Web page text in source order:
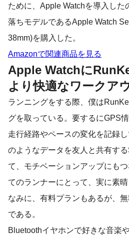
ために、Apple Watchを導入した
落ちモデルであるApple Watch
38mm)を購入した。
Amazonで関連商品を見る
Apple Watchに
より快適なワークア
ランニングをする際、僕は
グを取っている。要するにGPS
走行経路やペースの変化を記録
のようなデータを友人と共有す
て、モチベーションアップにも
てのランナーにとって、実に素
なみに、有料プランもあるが、
である。
Bluetoothイヤホンで好きな音楽